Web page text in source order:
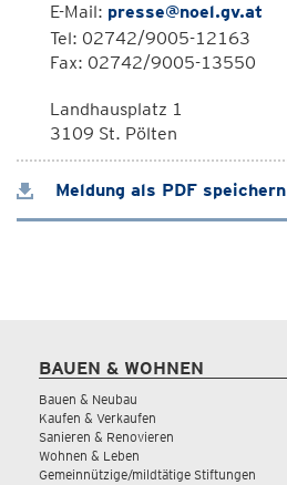
E-Mail: presse@noel.gv.at
Tel: 02742/9005-12163
Fax: 02742/9005-13550
Landhausplatz 1
3109 St. Pölten
Meldung als PDF speichern
BAUEN & WOHNEN
Bauen & Neubau
Kaufen & Verkaufen
Sanieren & Renovieren
Wohnen & Leben
Gemeinnützige/mildtätige Stiftungen